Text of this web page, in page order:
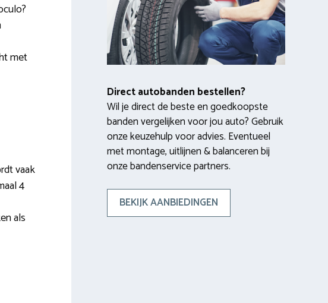
met
vaak
4
als
Direct autobanden bestellen?
Wil je direct de beste en goedkoopste
banden vergelijken voor jou auto? Gebruik
onze keuzehulp voor advies. Eventueel
met montage, uitlijnen & balanceren bij
onze bandenservice partners.
BEKIJK AANBIEDINGEN